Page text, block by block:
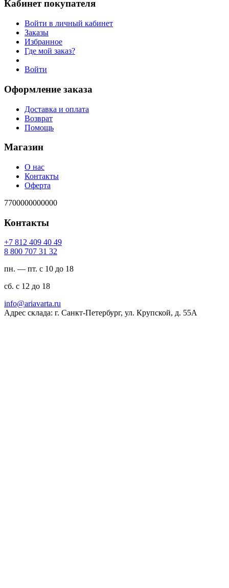
Кабинет покупателя
Войти в личный кабинет
Заказы
Избранное
Где мой заказ?
Войти
Оформление заказа
Доставка и оплата
Возврат
Помощь
Магазин
О нас
Контакты
Оферта
7700000000000
Контакты
94 04 904 218 7+
23 13 707 008 8
пн. — пт. с 10 до 18
сб. с 12 до 18
ur.atravaira@ofni
Адрес склада: г. Санкт-Петербург, ул. Крупской, д. 55А